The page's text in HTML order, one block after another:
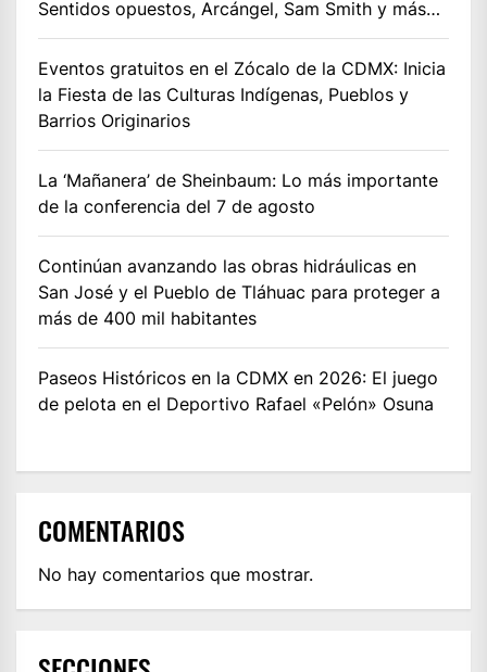
Sentidos opuestos, Arcángel, Sam Smith y más…
Eventos gratuitos en el Zócalo de la CDMX: Inicia
la Fiesta de las Culturas Indígenas, Pueblos y
Barrios Originarios
La ‘Mañanera’ de Sheinbaum: Lo más importante
de la conferencia del 7 de agosto
Continúan avanzando las obras hidráulicas en
San José y el Pueblo de Tláhuac para proteger a
más de 400 mil habitantes
Paseos Históricos en la CDMX en 2026: El juego
de pelota en el Deportivo Rafael «Pelón» Osuna
COMENTARIOS
No hay comentarios que mostrar.